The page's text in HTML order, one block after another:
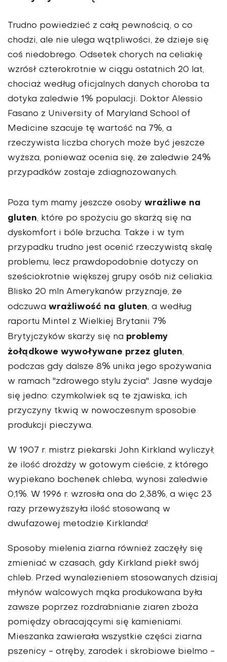
Trudno powiedzieć z całą pewnością, o co
chodzi, ale nie ulega wątpliwości, że dzieje się
coś niedobrego. Odsetek chorych na celiakię
wzrósł czterokrotnie w ciągu ostatnich 20 lat,
chociaż według oficjalnych danych choroba ta
dotyka zaledwie 1% populacji. Doktor Alessio
Fasano z University of Maryland School of
Medicine szacuje tę wartość na 7%, a
rzeczywista liczba chorych może być jeszcze
wyższa, ponieważ ocenia się, że zaledwie 24%
przypadków zostaje zdiagnozowanych.
Poza tym mamy jeszcze osoby wrażliwe na
gluten, które po spożyciu go skarżą się na
dyskomfort i bóle brzucha. Także i w tym
przypadku trudno jest ocenić rzeczywistą skalę
problemu, lecz prawdopodobnie dotyczy on
sześciokrotnie większej grupy osób niż celiakia.
Blisko 20 mln Amerykanów przyznaje, że
odczuwa wrażliwość na gluten, a według
raportu Mintel z Wielkiej Brytanii 7%
Brytyjczyków skarży się na problemy
żołądkowe wywoływane przez gluten,
podczas gdy dalsze 8% unika jego spożywania
w ramach "zdrowego stylu życia". Jasne wydaje
się jedno: czymkolwiek są te zjawiska, ich
przyczyny tkwią w nowoczesnym sposobie
produkcji pieczywa.
W 1907 r. mistrz piekarski John Kirkland wyliczył,
że ilość drożdży w gotowym cieście, z którego
wypiekano bochenek chleba, wynosi zaledwie
0,1%. W 1996 r. wzrosła ona do 2,38%, a więc 23
razy przewyższyła ilość stosowaną w
dwufazowej metodzie Kirklanda!
Sposoby mielenia ziarna również zaczęły się
zmieniać w czasach, gdy Kirkland piekł swój
chleb. Przed wynalezieniem stosowanych dzisiaj
młynów walcowych mąka produkowana była
zawsze poprzez rozdrabnianie ziaren zboża
pomiędzy obracającymi się kamieniami.
Mieszanka zawierała wszystkie części ziarna
pszenicy - otręby, zarodek i skrobiowe bielmo -